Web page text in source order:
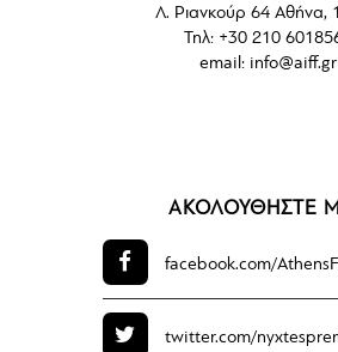
Λ. Ριανκούρ 64 Αθήνα,
Τηλ: +30 210
email: info@aiff.gr
ΑΚΟΛΟΥΘΗΣΤΕ
facebook.com/
twitter.com/